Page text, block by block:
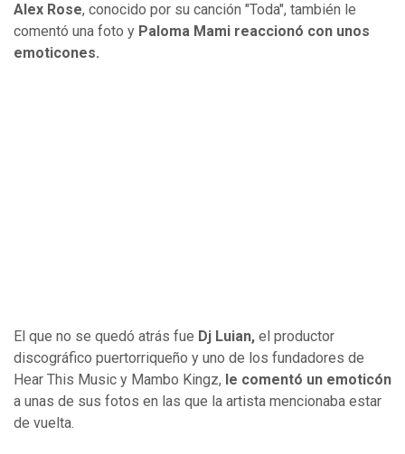
Alex Rose, conocido por su canción "Toda", también le
comentó una foto y Paloma Mami reaccionó con unos
emoticones.
El que no se quedó atrás fue Dj Luian, el productor
discográfico puertorriqueño y uno de los fundadores de
Hear This Music y Mambo Kingz, le comentó un emoticón
a unas de sus fotos en las que la artista mencionaba estar
de vuelta.